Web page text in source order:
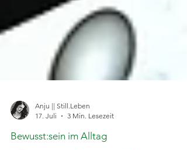
Anju || Still.Leben
17. Juli
3 Min. Lesezeit